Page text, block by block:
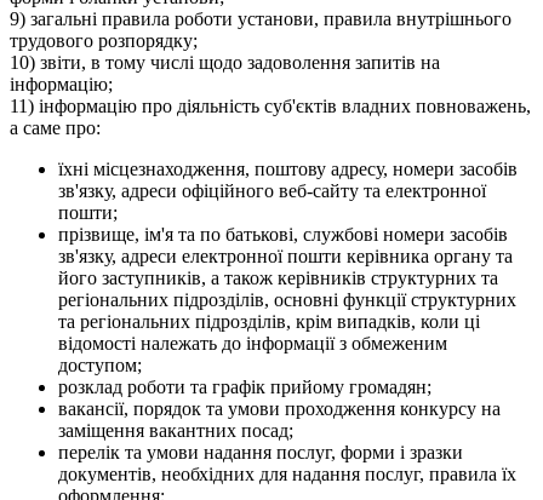
9) загальні правила роботи установи, правила внутрішнього
трудового розпорядку;
10) звіти, в тому числі щодо задоволення запитів на
інформацію;
11) інформацію про діяльність суб'єктів владних повноважень,
а саме про:
їхні місцезнаходження, поштову адресу, номери засобів
зв'язку, адреси офіційного веб-сайту та електронної
пошти;
прізвище, ім'я та по батькові, службові номери засобів
зв'язку, адреси електронної пошти керівника органу та
його заступників, а також керівників структурних та
регіональних підрозділів, основні функції структурних
та регіональних підрозділів, крім випадків, коли ці
відомості належать до інформації з обмеженим
доступом;
розклад роботи та графік прийому громадян;
вакансії, порядок та умови проходження конкурсу на
заміщення вакантних посад;
перелік та умови надання послуг, форми і зразки
документів, необхідних для надання послуг, правила їх
оформлення;